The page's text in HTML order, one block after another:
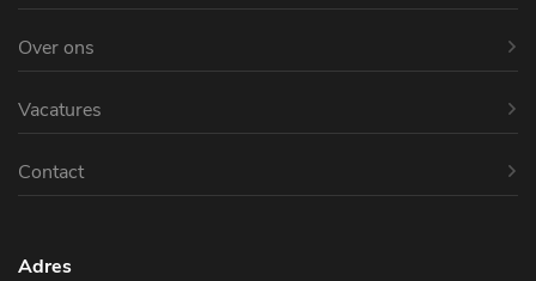
Over ons
Vacatures
Contact
Adres